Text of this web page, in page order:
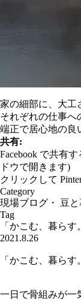
家の細部に、大工
それぞれの仕事へ
端正で居心地の良
共有:
Facebook で共有
ドウで開きます)
クリックして
Category
現場ブログ ・ 豆と
Tag
「かこむ、暮ら
2021.8.26
「かこむ、暮ら
一日で骨組みが一